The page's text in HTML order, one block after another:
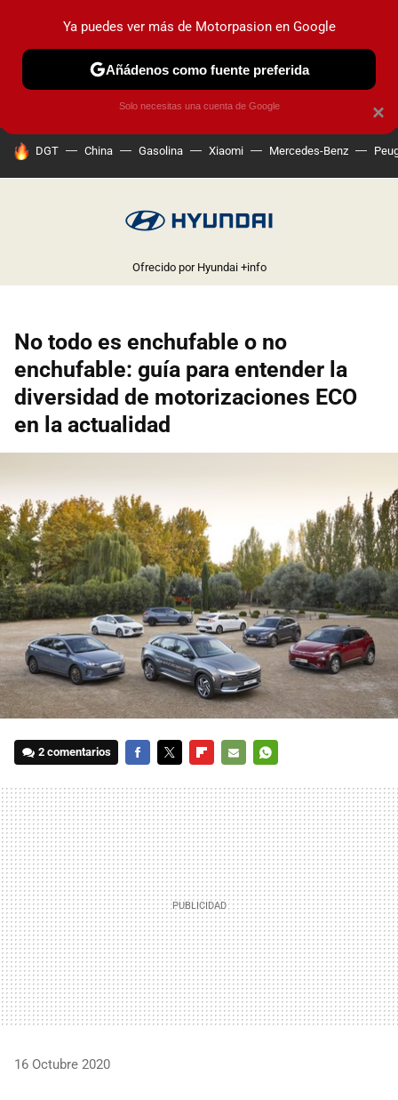
PRUEBAS COCHES ELÉCTRICOS OBSERVATORIO
HOY SE HABLA DE
DGT China Gasolina Xiaomi Mercedes-Benz
Ofrecido por Hyundai +info
No todo es enchufable o no
enchufable: guía para entender la
diversidad de motorizaciones ECO
en la actualidad
2 comentarios
MAIL
16 Octubre 2020
×
Ya puedes ver más de Motorpasion en Google
Añádenos como fuente preferida
Solo necesitas una cuenta de Google